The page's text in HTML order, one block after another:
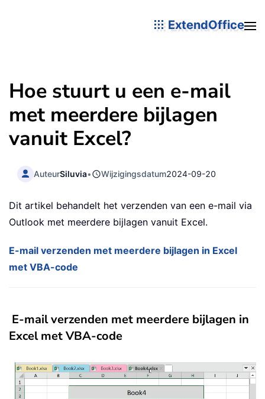
ExtendOffice
Hoe stuurt u een e-mail
met meerdere bijlagen
vanuit Excel?
AuteurSiluvia• Wijzigingsdatum2024-09-20
Dit artikel behandelt het verzenden van een e-mail via
Outlook met meerdere bijlagen vanuit Excel.
E-mail verzenden met meerdere bijlagen in Excel
met VBA-code
E-mail verzenden met meerdere bijlagen in
Excel met VBA-code